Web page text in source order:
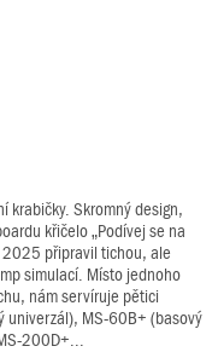
krabičky. Skromný design,
křičelo „Podívej se na
2025 připravil tichou, ale
simulací. Místo jednoho
nám servíruje pětici
univerzál), MS-60B+ (basový
200D+...